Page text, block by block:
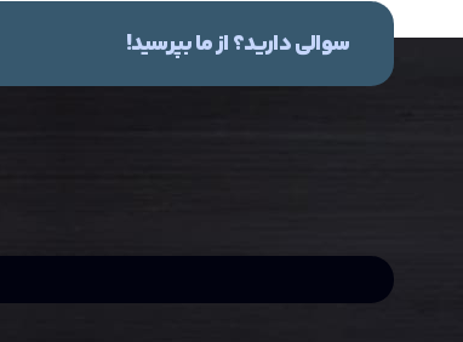
سوالی دارید؟ از ما بپرسید!